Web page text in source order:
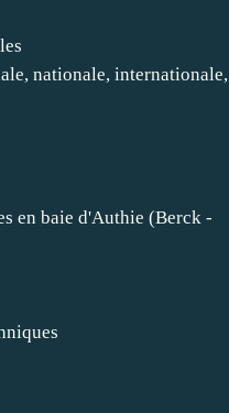
nationale, internationale,
en baie d'Authie (Berck -